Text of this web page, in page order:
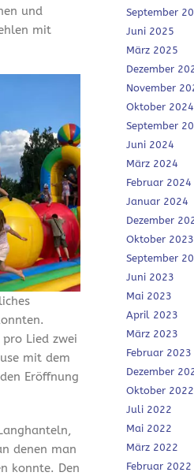
und
mit
Lied zwei
mit dem
Eröffnung
denen man
konnte. Den
September
Juni 2025
März 2025
Dezember
November
Oktober 2024
September
Juni 2024
März 2024
Februar 2024
Januar 2024
Dezember
Oktober 2023
September
Juni 2023
Mai 2023
April 2023
März 2023
Februar 2023
Dezember
Oktober 2022
Juli 2022
Mai 2022
März 2022
Februar 2022